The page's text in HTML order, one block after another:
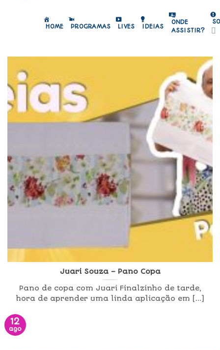
HOME PROGRAMAS LIVES IDEIAS
ONDE
ASSISTIR?
Juari Souza – Pano Copa
Pano de copa com Juari Finalzinho de tarde,
hora de aprender uma linda aplicação em [...]
12
ago